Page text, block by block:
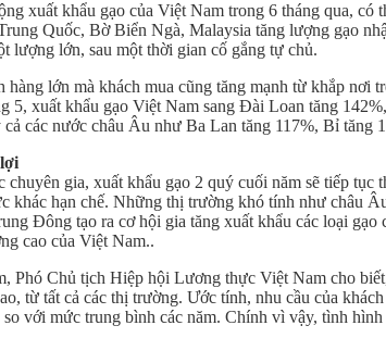
xuất khẩu gạo của Việt Nam trong 6 tháng qua,
Quốc, Bờ Biển Ngà, Malaysia tăng lượng gạo
lượng lớn, sau một thời gian cố gắng tự chủ.
hàng lớn mà khách mua cũng tăng mạnh từ khắp nơi
5, xuất khẩu gạo Việt Nam sang Đài Loan tăng
cả các nước châu Âu như Ba Lan tăng 117%, Bỉ tăng
chuyên gia, xuất khẩu gạo 2 quý cuối năm sẽ tiếp
khác hạn chế. Những thị trường khó tính như châu
Đông tạo ra cơ hội gia tăng xuất khẩu các loại
cao của Việt Nam..
Phó Chủ tịch Hiệp hội Lương thực Việt Nam cho
từ tất cả các thị trường. Ước tính, nhu cầu của
với mức trung bình các năm. Chính vì vậy, tình